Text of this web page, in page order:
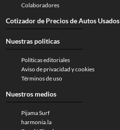
Colaboradores
Cotizador de Precios de Autos Usados
Nuestras politicas
Políticas editoriales
Aviso de privacidad y cookies
Términos de uso
Nuestros medios
Pijama Surf
harmonia.la